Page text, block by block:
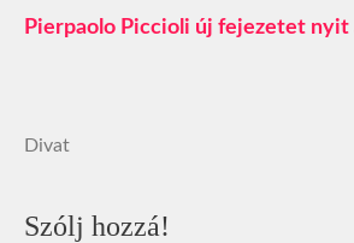
Pierpaolo Piccioli új fejezetet nyit
Divat
Szólj hozzá!